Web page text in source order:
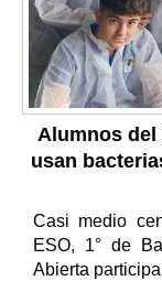
Alumnos del
usan
Casi medio
ESO, 1° de
Abierta